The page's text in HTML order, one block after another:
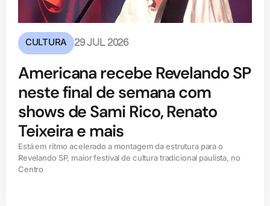
CULTURA 29 JUL 2026
Americana recebe Revelando SP
neste final de semana com
shows de Sami Rico, Renato
Teixeira e mais
Está em ritmo acelerado a montagem da estrutura para o
Revelando SP, maior festival de cultura tradicional paulista, no
Centro